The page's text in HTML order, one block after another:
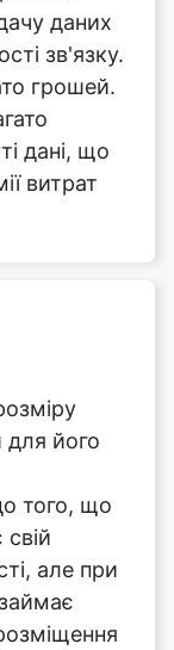
дані, що
витрат
його
того, що
але при
і
так